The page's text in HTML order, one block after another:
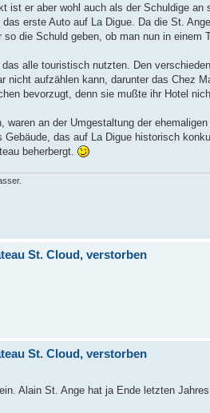
ist er aber wohl auch als der Schuldige
erste Auto auf La Digue. Da die St.
die Schuld geben, ob man nun in einem
alle touristisch nutzten. Den
aufzählen kann, darunter das Chez
bevorzugt, denn sie mußte ihr Hotel
an der Umgestaltung der
das auf La Digue historisch
beherbergt.
St. Cloud, verstorben
St. Cloud, verstorben
Alain St. Ange hat ja Ende letzten